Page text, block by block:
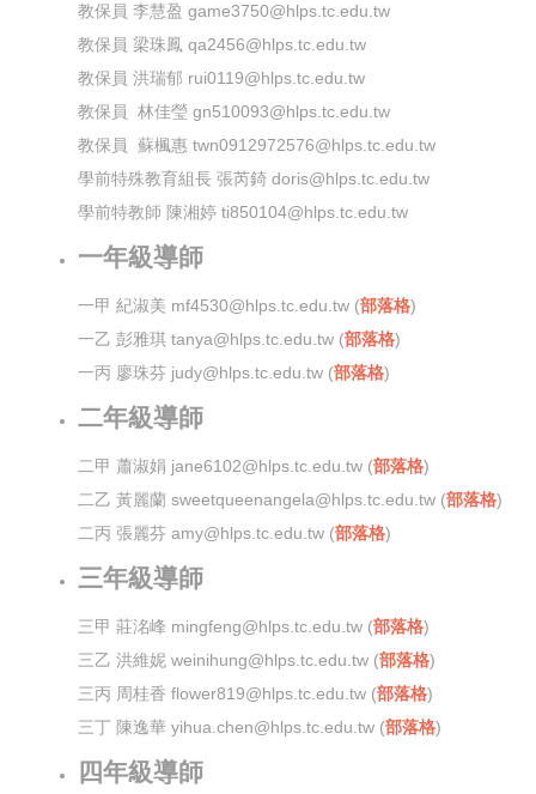
教保員 李慧盈 game3750@hlps.tc.edu.tw
教保員 梁珠鳳 qa2456@hlps.tc.edu.tw
教保員 洪瑞郁 rui0119@hlps.tc.edu.tw
教保員 林佳瑩 gn510093@hlps.tc.edu.tw
教保員 蘇楓惠 twn0912972576@hlps.tc.edu.tw
學前特殊教育組長 張芮錡 doris@hlps.tc.edu.tw
學前特教師 陳湘婷 ti850104@hlps.tc.edu.tw
一年級導師
一甲 紀淑美 mf4530@hlps.tc.edu.tw (部落格)
一乙 彭雅琪 tanya@hlps.tc.edu.tw (部落格)
一丙 廖珠芬 judy@hlps.tc.edu.tw (部落格)
二年級導師
二甲 蕭淑娟 jane6102@hlps.tc.edu.tw (部落格)
二乙 黃麗蘭 sweetqueenangela@hlps.tc.edu.tw (部落格)
二丙 張麗芬 amy@hlps.tc.edu.tw (部落格)
三年級導師
三甲 莊洺峰 mingfeng@hlps.tc.edu.tw (部落格)
三乙 洪維妮 weinihung@hlps.tc.edu.tw (部落格)
三丙 周桂香 flower819@hlps.tc.edu.tw (部落格)
三丁 陳逸華 yihua.chen@hlps.tc.edu.tw (部落格)
四年級導師